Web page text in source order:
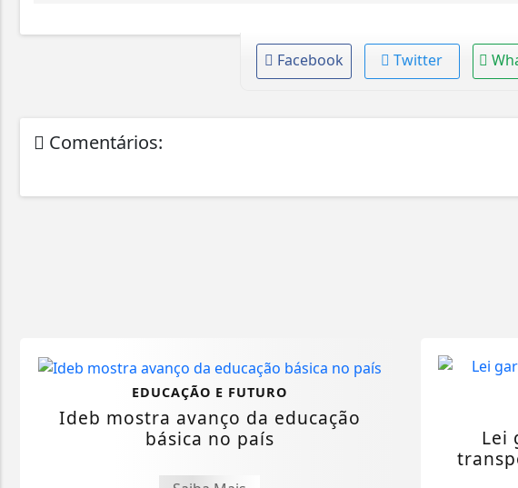
Facebook Twitter
Comentários:
EDUCAÇÃO E FUTURO
Ideb mostra avanço da educação
básica no país
Lei